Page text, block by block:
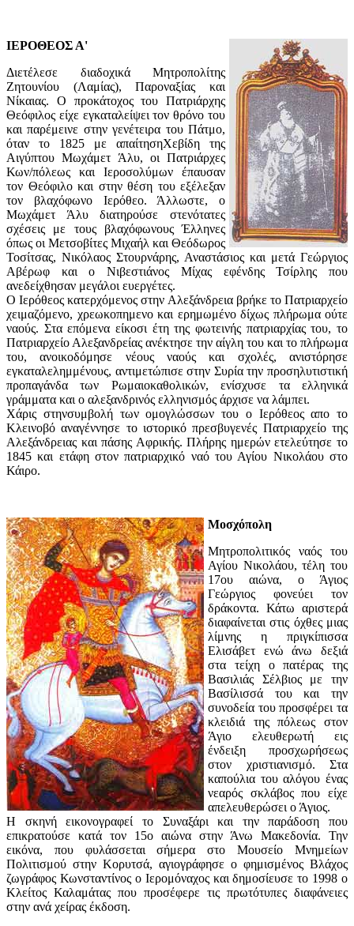
ΙΕΡΟΘΕΟΣ Α'
Διετέλεσε διαδοχικά Μητροπολίτης
Ζητουνίου (Λαμίας), Παροναξίας και
Νίκαιας. Ο προκάτοχος του Πατριάρχης
Θεόφιλος είχε εγκαταλείψει τον θρόνο του
και παρέμεινε στην γενέτειρα του Πάτμο,
όταν το 1825 με απαίτησηΧεβίδη της
Αιγύπτου Μωχάμετ Άλυ, οι Πατριάρχες
Κων/πόλεως και Ιεροσολύμων έπαυσαν
τον Θεόφιλο και στην θέση του εξέλεξαν
τον βλαχόφωνο Ιερόθεο. Άλλωστε, ο
Μωχάμετ Άλυ διατηρούσε στενότατες
σχέσεις με τους βλαχόφωνους Έλληνες
όπως οι Μετσοβίτες Μιχαήλ και Θεόδωρος
Τοσίτσας, Νικόλαος Στουρνάρης, Αναστάσιος και μετά Γεώργιος
Αβέρωφ και ο Νιβεστιάνος Μίχας εφένδης Τσίρλης που
ανεδείχθησαν μεγάλοι ευεργέτες.
Ο Ιερόθεος κατερχόμενος στην Αλεξάνδρεια βρήκε το Πατριαρχείο
χειμαζόμενο, χρεωκοπημενο και ερημωμένο δίχως πλήρωμα ούτε
ναούς. Στα επόμενα είκοσι έτη της φωτεινής πατριαρχίας του, το
Πατριαρχείο Αλεξανδρείας ανέκτησε την αίγλη του και το πλήρωμα
του, ανοικοδόμησε νέους ναούς και σχολές, ανιστόρησε
εγκαταλελημμένους, αντιμετώπισε στην Συρία την προσηλυτιστική
προπαγάνδα των Ρωμαιοκαθολικών, ενίσχυσε τα ελληνικά
γράμματα και ο αλεξανδρινός ελληνισμός άρχισε να λάμπει.
Χάρις στηνσυμβολή των ομογλώσσων του ο Ιερόθεος απο το
Κλεινοβό αναγέννησε το ιστορικό πρεσβυγενές Πατριαρχείο της
Αλεξάνδρειας και πάσης Αφρικής. Πλήρης ημερών ετελεύτησε το
1845 και ετάφη στον πατριαρχικό ναό του Αγίου Νικολάου στο
Κάιρο.
Μοσχόπολη
Μητροπολιτικός ναός του
Αγίου Νικολάου, τέλη του
17ου αιώνα, ο Άγιος
Γεώργιος φονεύει τον
δράκοντα. Κάτω αριστερά
διαφαίνεται στις όχθες μιας
λίμνης η πριγκίπισσα
Ελισάβετ ενώ άνω δεξιά
στα τείχη ο πατέρας της
Βασιλιάς Σέλβιος με την
Βασίλισσά του και την
συνοδεία του προσφέρει τα
κλειδιά της πόλεως στον
Άγιο ελευθερωτή εις
ένδειξη πρoσχωρήσεως
στον χριστιανισμό. Στα
καπούλια του αλόγου ένας
νεαρός σκλάβος που είχε
απελευθερώσει ο Άγιος.
Η σκηνή εικονογραφεί το Συναξάρι και την παράδοση που
επικρατούσε κατά τον 15ο αιώνα στην Άνω Μακεδονία. Την
εικόνα, που φυλάσσεται σήμερα στο Μουσείο Μνημείων
Πολιτισμού στην Κορυτσά, αγιογράφησε ο φημισμένος Βλάχος
ζωγράφος Κωνσταντίνος ο Ιερομόναχος και δημοσίευσε το 1998 ο
Κλείτος Καλαμάτας που προσέφερε τις πρωτότυπες διαφάνειες
στην ανά χείρας έκδοση.